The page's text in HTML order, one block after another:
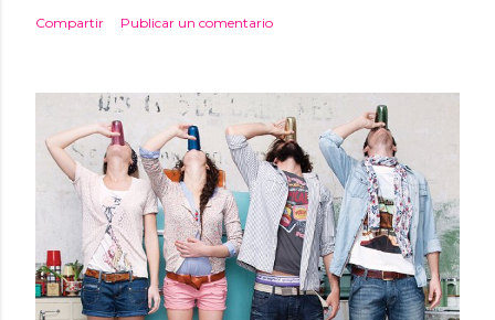
Compartir Publicar un comentario